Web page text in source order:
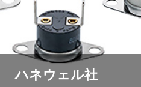
ハネウェル社